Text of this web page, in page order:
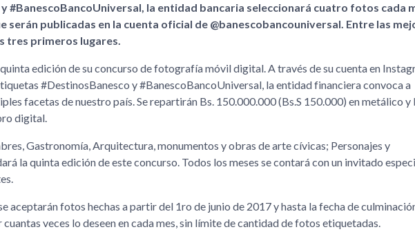
#BanescoBancoUniversal, la entidad bancaria seleccionará cuatro fotos cada
serán publicadas en la cuenta oficial de @banescobancouniversal. Entre las
tres primeros lugares.
edición de su concurso de fotografía móvil digital. A través de su cuenta en
#DestinosBanesco y #BanescoBancoUniversal, la entidad financiera convoca a
facetas de nuestro país. Se repartirán Bs. 150.000.000 (Bs.S 150.000) en metálico y
digital.
Gastronomía, Arquitectura, monumentos y obras de arte cívicas; Personajes y
la quinta edición de este concurso. Todos los meses se contará con un invitado
aceptarán fotos hechas a partir del 1ro de junio de 2017 y hasta la fecha de
veces lo deseen en cada mes, sin límite de cantidad de fotos etiquetadas.